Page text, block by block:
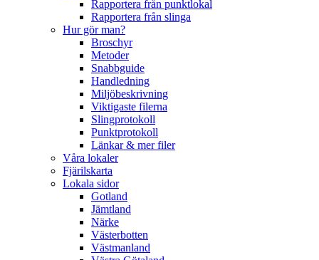
Rapportera från punktlokal
Rapportera från slinga
Hur gör man?
Broschyr
Metoder
Snabbguide
Handledning
Miljöbeskrivning
Viktigaste filerna
Slingprotokoll
Punktprotokoll
Länkar & mer filer
Våra lokaler
Fjärilskarta
Lokala sidor
Gotland
Jämtland
Närke
Västerbotten
Västmanland